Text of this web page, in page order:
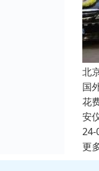
北
国
花
安
24-
更